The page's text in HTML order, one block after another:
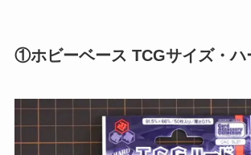
①ホビーベース TCGサイズ・ハ